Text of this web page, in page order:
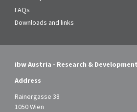
FAQs
Downloads and links
ibw Austria - Research & Development
Address
Rainergasse 38
1050 Wien